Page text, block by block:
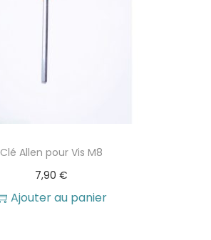
Clé Allen pour Vis M8
7,90 €
Ajouter au panier